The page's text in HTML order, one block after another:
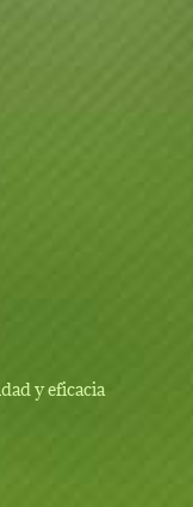
y eficacia